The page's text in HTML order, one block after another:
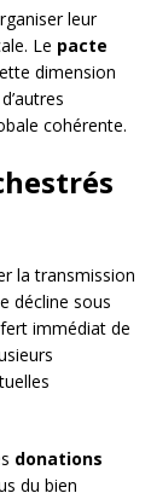
leur
Le pacte
dimension
cohérente.
la transmission
décline sous
immédiat de
donations
du bien